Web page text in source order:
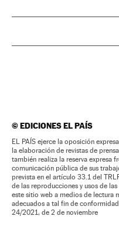
©EDICIONES EL PAÍS
EL PAÍS ejerce la oposición
la elaboración de revistas de
también realiza la reserva expresa
comunicación pública de sus
prevista en el artículo 33.1 del
de las reproducciones y usos de
este sitio web a medios de lectura
adecuados a tal fin de
24/2021, de 2 de noviembre